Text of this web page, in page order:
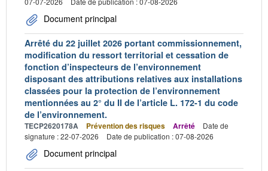
Document principal
Arrêté du 22 juillet 2026 portant commissionnement,
modification du ressort territorial et cessation de
fonction d’inspecteurs de l’environnement
disposant des attributions relatives aux installations
classées pour la protection de l’environnement
mentionnées au 2° du II de l’article L. 172-1 du code
de l’environnement.
TECP2620178A Prévention des risques Arrêté
Date de
signature : 22-07-2026
Date de publication : 07-08-2026
Document principal